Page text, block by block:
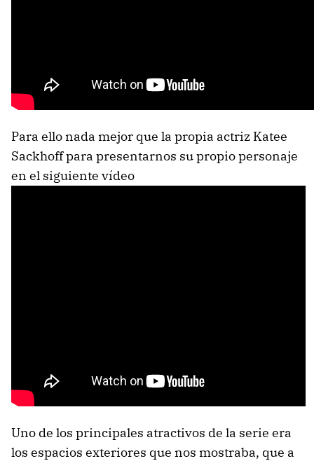
Para ello nada mejor que la propia actriz Katee
Sackhoff para presentarnos su propio personaje
en el siguiente vídeo
Uno de los principales atractivos de la serie era
los espacios exteriores que nos mostraba, que a